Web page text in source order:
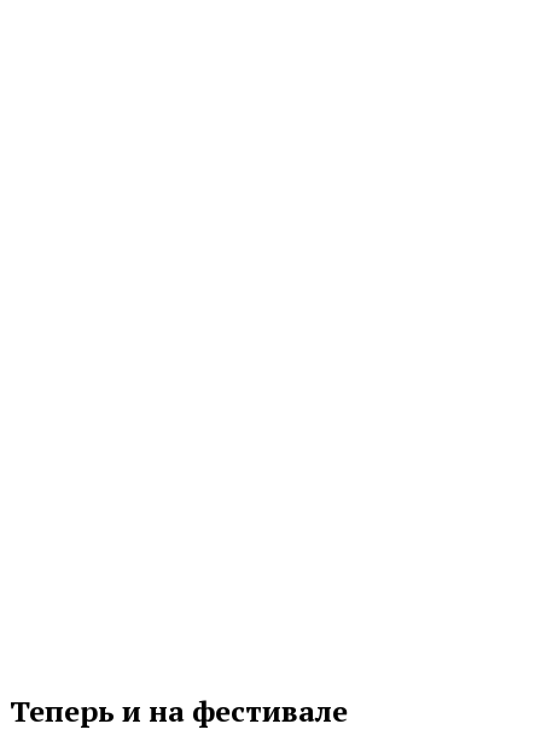
Теперь и на фестивале